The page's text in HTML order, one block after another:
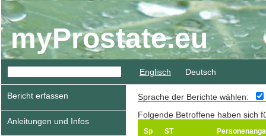
myProstate.eu
Englisch Deutsch
Bericht erfassen
Anleitungen und Infos
Sprache der Berichte wählen:
Folgende Betroffene haben sich
Sp ST